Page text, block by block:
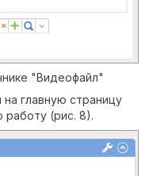
"Видеофайл"
на главную страницу
работу (рис. 8).